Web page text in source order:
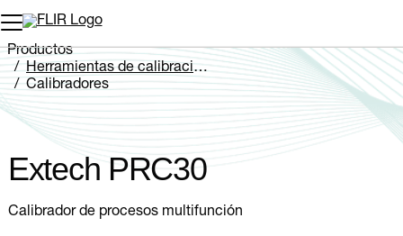
Productos
Herramientas de calibración
Calibradores
Extech PRC30
Extech PRC30
Calibrador de procesos multifunción